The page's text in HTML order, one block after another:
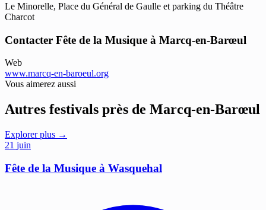
Le Minorelle, Place du Général de Gaulle et parking du Théâtre
Charcot
Contacter Fête de la Musique à Marcq-en-Barœul
Web
www.marcq-en-baroeul.org
Vous aimerez aussi
Autres festivals près de Marcq-en-Barœul
Explorer plus →
21 juin
Fête de la Musique à Wasquehal